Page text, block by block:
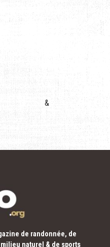
&
de randonnée, de
naturel & de sports